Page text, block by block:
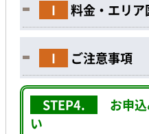
I 料金・エリア
I ご注意事項
STEP4. お申
い